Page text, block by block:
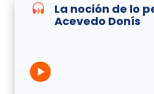
La noción de lo
Acevedo Donís